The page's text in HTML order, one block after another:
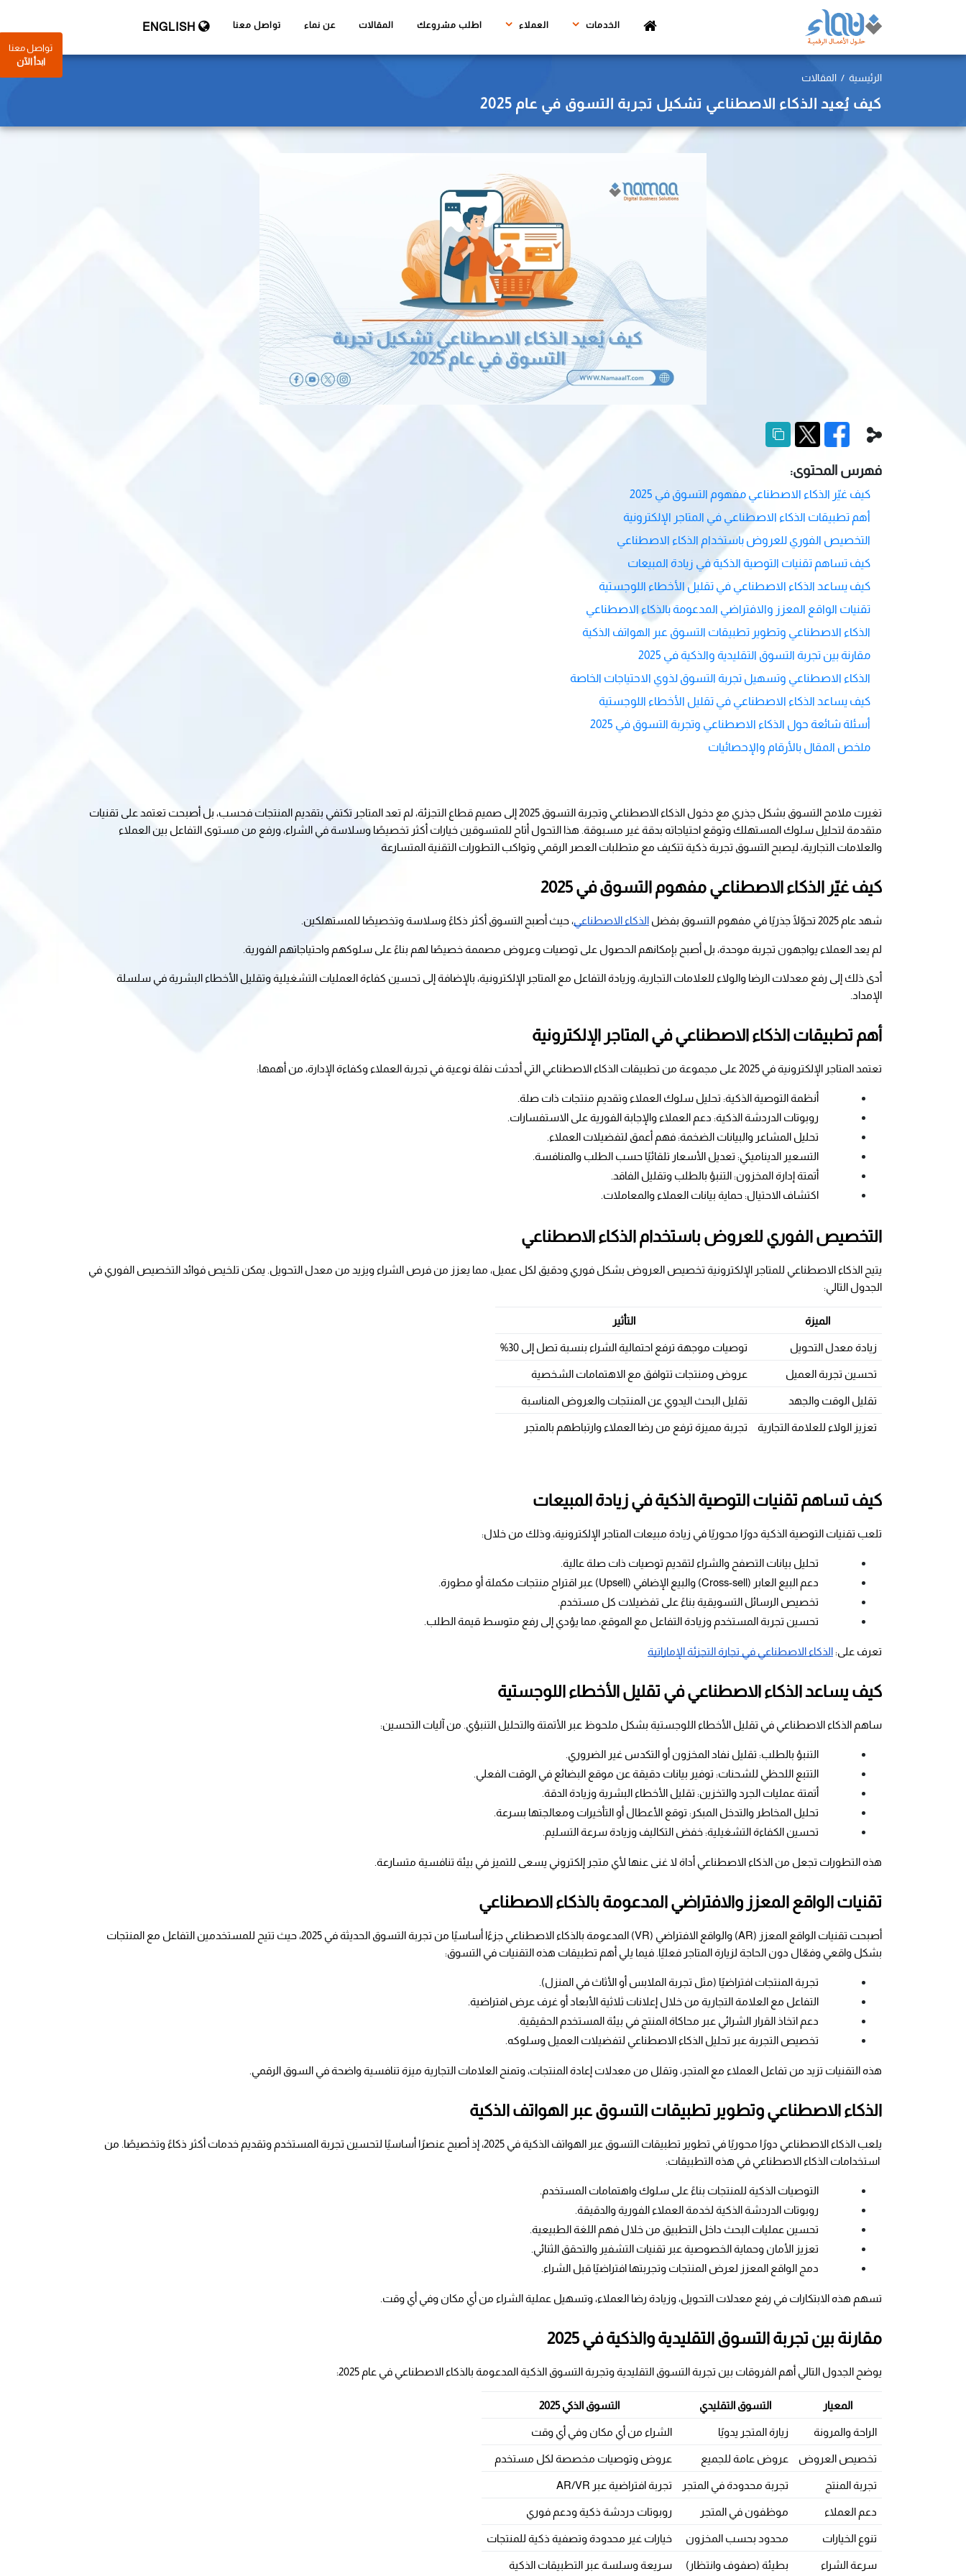
(CURRENT) الخدمات العملاء اطلب مشروعك المقالات عن نماء تواصل معنا ENGLISH
الرئيسية المقالات
كيف يُعيد الذكاء الاصطناعي تشكيل تجربة التسوق في عام 2025
فهرس المحتوى:
كيف غيّر الذكاء الاصطناعي مفهوم التسوق في 2025
أهم تطبيقات الذكاء الاصطناعي في المتاجر الإلكترونية
التخصيص الفوري للعروض باستخدام الذكاء الاصطناعي
كيف تساهم تقنيات التوصية الذكية في زيادة المبيعات
كيف يساعد الذكاء الاصطناعي في تقليل الأخطاء اللوجستية
تقنيات الواقع المعزز والافتراضي المدعومة بالذكاء الاصطناعي
الذكاء الاصطناعي وتطوير تطبيقات التسوق عبر الهواتف الذكية
مقارنة بين تجربة التسوق التقليدية والذكية في 2025
الذكاء الاصطناعي وتسهيل تجربة التسوق لذوي الاحتياجات الخاصة
كيف يساعد الذكاء الاصطناعي في تقليل الأخطاء اللوجستية
أسئلة شائعة حول الذكاء الاصطناعي وتجربة التسوق في 2025
ملخص المقال بالأرقام والإحصائيات
والعلامات التجارية، ليصبح التسوق تجربة ذكية تتكيف مع متطلبات العصر الرقمي وتواكب التطورات التقنية المتسارعة
كيف غيّر الذكاء الاصطناعي مفهوم التسوق في 2025
شهد عام 2025 تحوّلًا جذريًا في مفهوم التسوق بفضل الذكاء الاصطناعي، حيث أصبح التسوق أكثر ذكاءً وسلاسة وتخصيصًا للمستهلكين.
لم يعد العملاء يواجهون تجربة موحدة، بل أصبح بإمكانهم الحصول على توصيات وعروض مصممة خصيصًا لهم بناءً على سلوكهم واحتياجاتهم الفورية.
الإمداد.
أهم تطبيقات الذكاء الاصطناعي في المتاجر الإلكترونية
تعتمد المتاجر الإلكترونية في 2025 على مجموعة من تطبيقات الذكاء الاصطناعي التي أحدثت نقلة نوعية في تجربة العملاء وكفاءة الإدارة، من أهمها:
أنظمة التوصية الذكية: تحليل سلوك العملاء وتقديم منتجات ذات صلة.
روبوتات الدردشة الذكية: دعم العملاء والإجابة الفورية على الاستفسارات.
تحليل المشاعر والبيانات الضخمة: فهم أعمق لتفضيلات العملاء.
التسعير الديناميكي: تعديل الأسعار تلقائيًا حسب الطلب والمنافسة.
أتمتة إدارة المخزون: التنبؤ بالطلب وتقليل الفاقد.
اكتشاف الاحتيال: حماية بيانات العملاء والمعاملات.
التخصيص الفوري للعروض باستخدام الذكاء الاصطناعي
الجدول التالي:
الميزة التأثير
زيادة معدل التحويل توصيات موجهة ترفع احتمالية الشراء بنسبة تصل إلى 30%
تحسين تجربة العميل عروض ومنتجات تتوافق مع الاهتمامات الشخصية
تقليل الوقت والجهد تقليل البحث اليدوي عن المنتجات والعروض المناسبة
تعزيز الولاء للعلامة التجارية تجربة مميزة ترفع من رضا العملاء وارتباطهم بالمتجر
كيف تساهم تقنيات التوصية الذكية في زيادة المبيعات
تلعب تقنيات التوصية الذكية دورًا محوريًا في زيادة مبيعات المتاجر الإلكترونية، وذلك من خلال:
تحليل بيانات التصفح والشراء لتقديم توصيات ذات صلة عالية.
دعم البيع العابر (Cross-sell) والبيع الإضافي (Upsell) عبر اقتراح منتجات مكملة أو مطورة.
تخصيص الرسائل التسويقية بناءً على تفضيلات كل مستخدم.
تحسين تجربة المستخدم وزيادة التفاعل مع الموقع، مما يؤدي إلى رفع متوسط قيمة الطلب.
تعرف على:الذكاء الاصطناعي في تجارة التجزئة الإماراتية
كيف يساعد الذكاء الاصطناعي في تقليل الأخطاء اللوجستية
ساهم الذكاء الاصطناعي في تقليل الأخطاء اللوجستية بشكل ملحوظ عبر الأتمتة والتحليل التنبؤي. من آليات التحسين:
التنبؤ بالطلب: تقليل نفاد المخزون أو التكدس غير الضروري.
التتبع اللحظي للشحنات: توفير بيانات دقيقة عن موقع البضائع في الوقت الفعلي.
أتمتة عمليات الجرد والتخزين: تقليل الأخطاء البشرية وزيادة الدقة.
تحليل المخاطر والتدخل المبكر: توقع الأعطال أو التأخيرات ومعالجتها بسرعة.
تحسين الكفاءة التشغيلية: خفض التكاليف وزيادة سرعة التسليم.
هذه التطورات تجعل من الذكاء الاصطناعي أداة لا غنى عنها لأي متجر إلكتروني يسعى للتميز في بيئة تنافسية متسارعة.
تقنيات الواقع المعزز والافتراضي المدعومة بالذكاء الاصطناعي
بشكل واقعي وفعّال دون الحاجة لزيارة المتاجر فعليًا. فيما يلي أهم تطبيقات هذه التقنيات في التسوق:
تجربة المنتجات افتراضيًا (مثل تجربة الملابس أو الأثاث في المنزل).
التفاعل مع العلامة التجارية من خلال إعلانات ثلاثية الأبعاد أو غرف عرض افتراضية.
دعم اتخاذ القرار الشرائي عبر محاكاة المنتج في بيئة المستخدم الحقيقية.
تخصيص التجربة عبر تحليل الذكاء الاصطناعي لتفضيلات العميل وسلوكه.
هذه التقنيات تزيد من تفاعل العملاء مع المتجر، وتقلل من معدلات إعادة المنتجات، وتمنح العلامات التجارية ميزة تنافسية واضحة في السوق الرقمي.
الذكاء الاصطناعي وتطوير تطبيقات التسوق عبر الهواتف الذكية
استخدامات الذكاء الاصطناعي في هذه التطبيقات:
التوصيات الذكية للمنتجات بناءً على سلوك واهتمامات المستخدم.
روبوتات الدردشة الذكية لخدمة العملاء الفورية والدقيقة.
تحسين عمليات البحث داخل التطبيق من خلال فهم اللغة الطبيعية.
تعزيز الأمان وحماية الخصوصية عبر تقنيات التشفير والتحقق الثنائي.
دمج الواقع المعزز لعرض المنتجات وتجربتها افتراضيًا قبل الشراء.
تسهم هذه الابتكارات في رفع معدلات التحويل، وزيادة رضا العملاء، وتسهيل عملية الشراء من أي مكان وفي أي وقت.
مقارنة بين تجربة التسوق التقليدية والذكية في 2025
يوضح الجدول التالي أهم الفروقات بين تجربة التسوق التقليدية وتجربة التسوق الذكية المدعومة بالذكاء الاصطناعي في عام 2025:
المعيار التسوق التقليدي التسوق الذكي 2025
الراحة والمرونة زيارة المتجر يدويًا الشراء من أي مكان وفي أي وقت
تخصيص العروض عروض عامة للجميع عروض وتوصيات مخصصة لكل مستخدم
تجربة المنتج تجربة محدودة في المتجر تجربة افتراضية عبر AR/VR
دعم العملاء موظفون في المتجر روبوتات دردشة ذكية ودعم فوري
تنوع الخيارات محدود بحسب المخزون خيارات غير محدودة وتصفية ذكية للمنتجات
سرعة الشراء بطيئة (صفوف وانتظار) سريعة وسلسة عبر التطبيقات الذكية
تواصل معنا
ابدأ الآن